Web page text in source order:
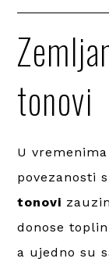
tonovi
U
povezanosti
tonovi
donose
a ujedno su